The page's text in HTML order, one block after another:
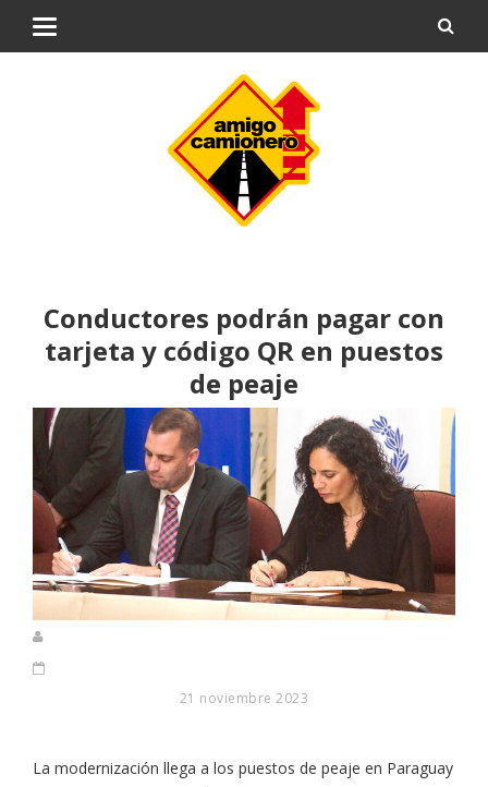
Conductores podrán pagar con
tarjeta y código QR en puestos
de peaje
21 noviembre 2023
La modernización llega a los puestos de peaje en Paraguay